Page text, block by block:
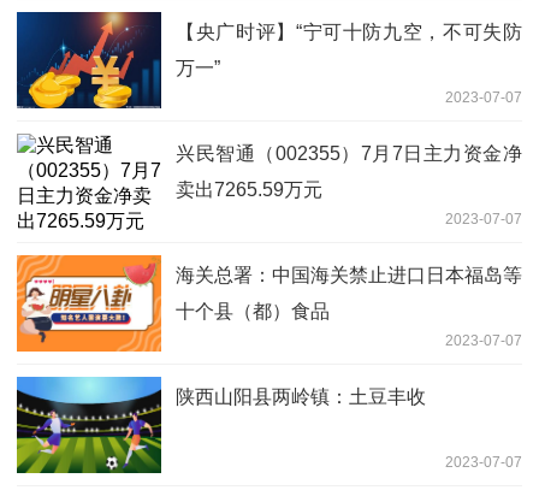
【央广时评】“宁可十防九空，不可失防
万一”
2023-07-07
兴民智通（002355）7月7日主力资金净
卖出7265.59万元
2023-07-07
海关总署：中国海关禁止进口日本福岛等
十个县（都）食品
2023-07-07
陕西山阳县两岭镇：土豆丰收
2023-07-07